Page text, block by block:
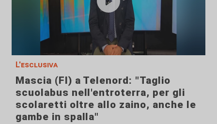
L'esclusiva
Mascia (FI) a Telenord: "Taglio
scuolabus nell'entroterra, per gli
scolaretti oltre allo zaino, anche le
gambe in spalla"